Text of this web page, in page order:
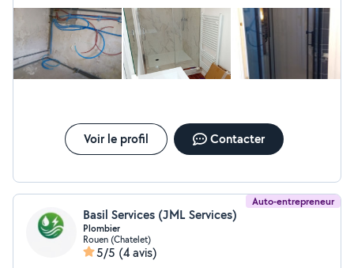
Voir le profil Contacter
Auto-entrepreneur
Basil Services (JML Services)
Plombier
Rouen (Chatelet)
5/5 (4 avis)